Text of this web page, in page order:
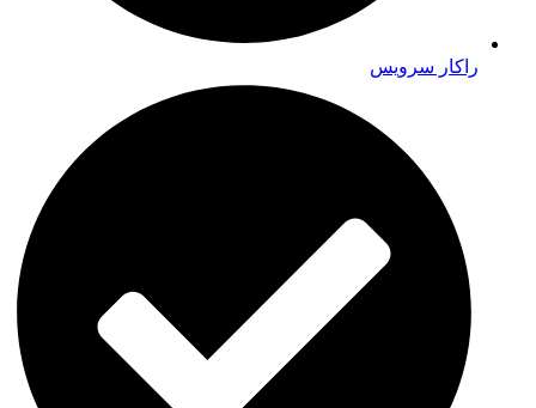
راکار سرویس